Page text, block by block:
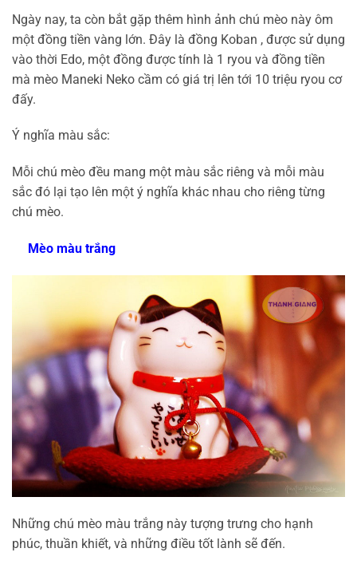
Ngày nay, ta còn bắt gặp thêm hình ảnh chú mèo này ôm
một đồng tiền vàng lớn. Đây là đồng Koban , được sử dụng
vào thời Edo, một đồng được tính là 1 ryou và đồng tiền
mà mèo Maneki Neko cầm có giá trị lên tới 10 triệu ryou cơ
đấy.
Ý nghĩa màu sắc:
Mỗi chú mèo đều mang một màu sắc riêng và mỗi màu
sắc đó lại tạo lên một ý nghĩa khác nhau cho riêng từng
chú mèo.
Mèo màu trắng
Những chú mèo màu trắng này tượng trưng cho hạnh
phúc, thuần khiết, và những điều tốt lành sẽ đến.